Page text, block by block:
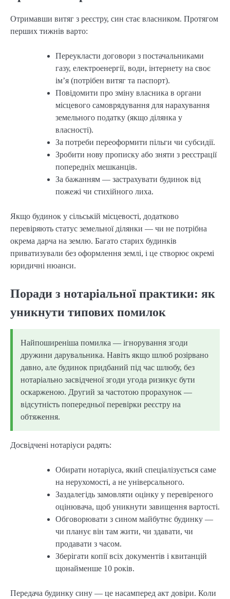
Отримавши витяг з реєстру, син стає власником. Протягом
перших тижнів варто:
Переукласти договори з постачальниками
газу, електроенергії, води, інтернету на своє
ім’я (потрібен витяг та паспорт).
Повідомити про зміну власника в органи
місцевого самоврядування для нарахування
земельного податку (якщо ділянка у
власності).
За потреби переоформити пільги чи субсидії.
Зробити нову прописку або зняти з реєстрації
попередніх мешканців.
За бажанням — застрахувати будинок від
пожежі чи стихійного лиха.
Якщо будинок у сільській місцевості, додатково
перевіряють статус земельної ділянки — чи не потрібна
окрема дарча на землю. Багато старих будинків
приватизували без оформлення землі, і це створює окремі
юридичні нюанси.
Поради з нотаріальної практики: як
уникнути типових помилок
Найпоширеніша помилка — ігнорування згоди
дружини дарувальника. Навіть якщо шлюб розірвано
давно, але будинок придбаний під час шлюбу, без
нотаріально засвідченої згоди угода ризикує бути
оскарженою. Другий за частотою прорахунок —
відсутність попередньої перевірки реєстру на
обтяження.
Досвідчені нотаріуси радять:
Обирати нотаріуса, який спеціалізується саме
на нерухомості, а не універсального.
Заздалегідь замовляти оцінку у перевіреного
оцінювача, щоб уникнути завищення вартості.
Обговорювати з сином майбутнє будинку —
чи планує він там жити, чи здавати, чи
продавати з часом.
Зберігати копії всіх документів і квитанцій
щонайменше 10 років.
Передача будинку сину — це насамперед акт довіри. Коли